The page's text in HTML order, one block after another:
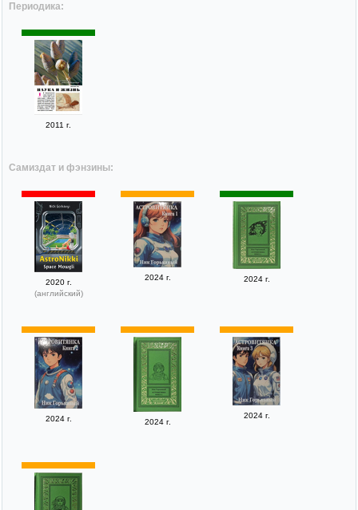
Периодика:
2011 г.
Самиздат и фэнзины:
2020 г.
(английский)
2024 г. 2024 г.
2024 г. 2024 г.
2024 г.